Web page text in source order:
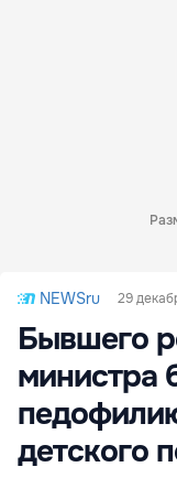
NEWSru 29
Бывшего
министра
детского